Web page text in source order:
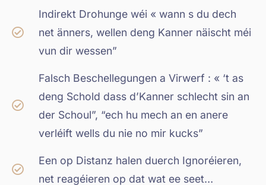
Indirekt Drohunge wéi « wann s du dech
net änners, wellen deng Kanner näischt méi
vun dir wessen”
Falsch Beschellegungen a Virwerf : « ‘t as
deng Schold dass d’Kanner schlecht sin an
der Schoul”, “ech hu mech an en anere
verléift wells du nie no mir kucks”
Een op Distanz halen duerch Ignoréieren,
net reagéieren op dat wat ee seet…